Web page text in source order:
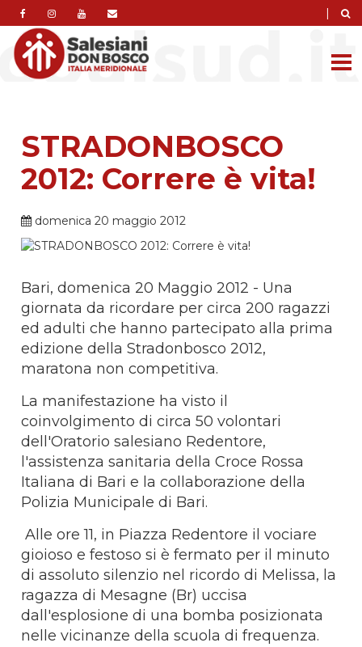
|
STRADONBOSCO
2012: Correre è vita!
domenica 20 maggio 2012
Bari, domenica 20 Maggio 2012 - Una
giornata da ricordare per circa 200 ragazzi
ed adulti che hanno partecipato alla prima
edizione della Stradonbosco 2012,
maratona non competitiva.
La manifestazione ha visto il
coinvolgimento di circa 50 volontari
dell'Oratorio salesiano Redentore,
l'assistenza sanitaria della Croce Rossa
Italiana di Bari e la collaborazione della
Polizia Municipale di Bari.
Alle ore 11, in Piazza Redentore il vociare
gioioso e festoso si è fermato per il minuto
di assoluto silenzio nel ricordo di Melissa, la
ragazza di Mesagne (Br) uccisa
dall'esplosione di una bomba posizionata
nelle vicinanze della scuola di frequenza.